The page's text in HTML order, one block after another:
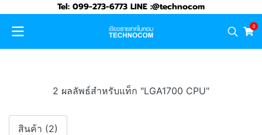
Tel: 099-273-6773 LINE :@technocom
0
2 ผลลัพธ์สำหรับแท็ก "LGA1700 CPU"
สินค้า (2)